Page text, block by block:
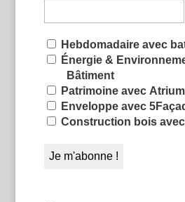
Hebdomadaire avec
Énergie &
Bâtiment
Patrimoine avec Atrium
Enveloppe avec
Construction bois